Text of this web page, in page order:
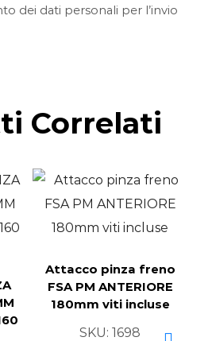
dei dati personali per l’invio
Correlati
Attacco pinza freno
FSA PM ANTERIORE
180mm viti incluse
SKU:1698